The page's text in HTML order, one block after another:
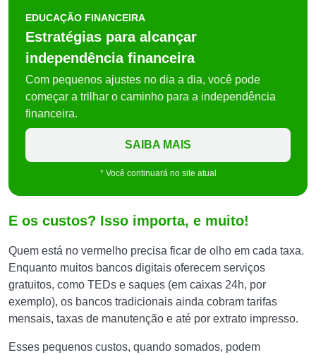
EDUCAÇÃO FINANCEIRA
Estratégias para alcançar
independência financeira
Com pequenos ajustes no dia a dia, você pode
começar a trilhar o caminho para a independência
financeira.
SAIBA MAIS
* Você continuará no site atual
E os custos? Isso importa, e muito!
Quem está no vermelho precisa ficar de olho em cada taxa.
Enquanto muitos bancos digitais oferecem serviços
gratuitos, como TEDs e saques (em caixas 24h, por
exemplo), os bancos tradicionais ainda cobram tarifas
mensais, taxas de manutenção e até por extrato impresso.
Esses pequenos custos, quando somados, podem